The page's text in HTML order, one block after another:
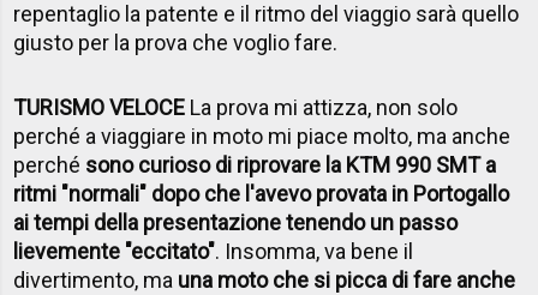
repentaglio la patente e il ritmo del viaggio sarà quello
giusto per la prova che voglio fare.
TURISMO VELOCE La prova mi attizza, non solo
perché a viaggiare in moto mi piace molto, ma anche
perché sono curioso di riprovare la KTM 990 SMT a
ritmi "normali" dopo che l'avevo provata in Portogallo
ai tempi della presentazione tenendo un passo
lievemente "eccitato". Insomma, va bene il
divertimento, ma una moto che si picca di fare anche